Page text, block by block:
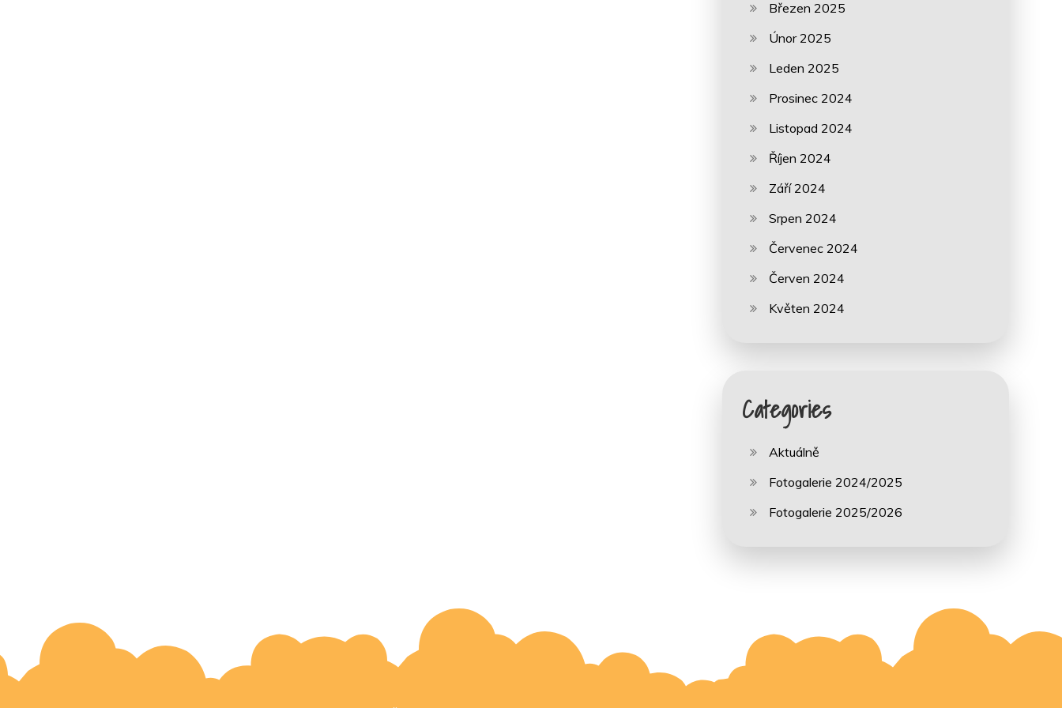
Březen 2025
Únor 2025
Leden 2025
Prosinec 2024
Listopad 2024
Říjen 2024
Září 2024
Srpen 2024
Červenec 2024
Červen 2024
Květen 2024
Categories
Aktuálně
Fotogalerie 2024/2025
Fotogalerie 2025/2026